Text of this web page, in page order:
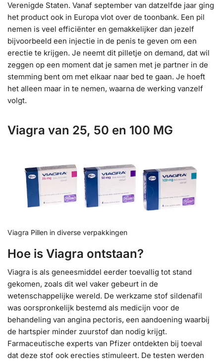
Verenigde Staten. Vanaf september van datzelfde jaar ging
het product ook in Europa vlot over de toonbank. Een pil
nemen is veel efficiënter en gemakkelijker dan jezelf
bijvoorbeeld een injectie in de penis te geven om een
erectie te krijgen. Je neemt dit pilletje on demand, dat wil
zeggen op een moment dat je samen met je partner in de
stemming bent om met elkaar naar bed te gaan. Je hoeft
het alleen maar in te nemen, waarna de werking vanzelf
volgt.
Viagra van 25, 50 en 100 MG
Viagra Pillen in diverse verpakkingen
Hoe is Viagra ontstaan?
Viagra is als geneesmiddel eerder toevallig tot stand
gekomen, zoals dit wel vaker gebeurt in de
wetenschappelijke wereld. De werkzame stof sildenafil
was oorspronkelijk bestemd als medicijn voor de
behandeling van angina pectoris, een aandoening waarbij
de hartspier minder zuurstof dan nodig krijgt.
Farmaceutische experts van Pfizer ontdekten bij toeval
dat deze stof ook erecties stimuleert. De testen werden